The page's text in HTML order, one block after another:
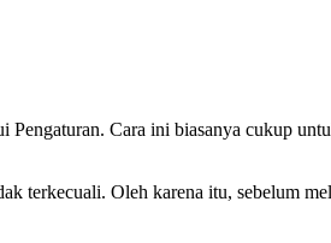
Cara ini biasanya cukup
terkecuali. Oleh karena itu, sebelum